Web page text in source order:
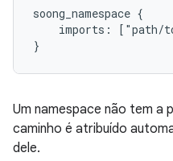
soong_namespace {
imports: ["path/
Um namespace não tem a
caminho é atribuído
dele.